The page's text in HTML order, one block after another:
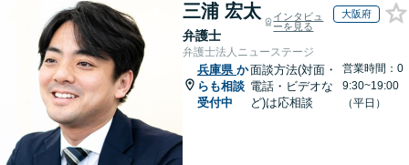
三浦 宏太
弁護士
インタビュ
ーを見る
大阪府
弁護士法人ニューステージ
兵庫県 か
らも相談
受付中
面談方法(対面・
電話・ビデオな
ど)は応相談
営業時間：0
9:30~19:00
（平日）